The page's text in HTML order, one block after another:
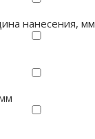
нанесения, мм